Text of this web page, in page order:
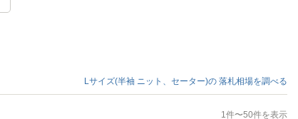
Lサイズ(半袖 ニット、セーター)の 落札相場を調べる
1件〜50件を表示